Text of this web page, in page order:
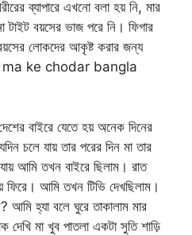
ব্যাপারে এখনো বলা হয় নি, মার
বয়সের ভাজ পরে নি। ফিগার
লোকদের আকৃষ্ট করার জন্য
ma ke chodar bangla
বাইরে যেতে হয় অনেক দিনের
চলে যায় তার পরের দিন মা তার
আমি তখন বাইরে ছিলাম। রাত
ফিরে। আমি তখন টিভি দেখছিলাম।
আমি হ্যা বলে ঘুরে তাকালাম মার
মা খুব পাতলা একটা সুতি শাড়ি